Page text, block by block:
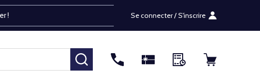
! Se connecter / S'inscrire
RECHERCHER